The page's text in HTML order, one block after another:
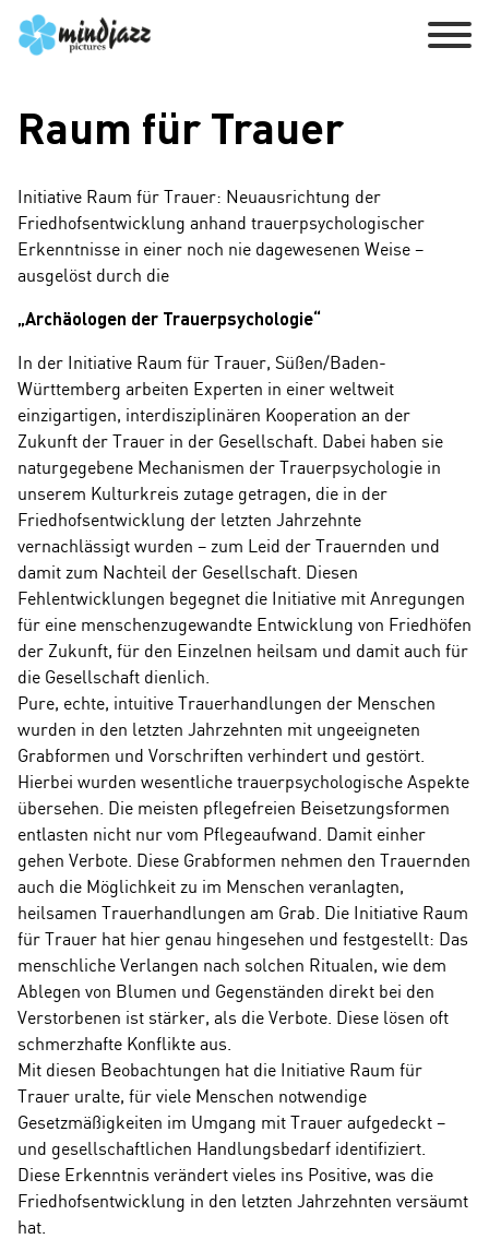
Raum für Trauer
Initiative Raum für Trauer: Neuausrichtung der
Friedhofsentwicklung anhand trauerpsychologischer
Erkenntnisse in einer noch nie dagewesenen Weise –
ausgelöst durch die
„Archäologen der Trauerpsychologie“
In der Initiative Raum für Trauer, Süßen/Baden-
Württemberg arbeiten Experten in einer weltweit
einzigartigen, interdisziplinären Kooperation an der
Zukunft der Trauer in der Gesellschaft. Dabei haben sie
naturgegebene Mechanismen der Trauerpsychologie in
unserem Kulturkreis zutage getragen, die in der
Friedhofsentwicklung der letzten Jahrzehnte
vernachlässigt wurden – zum Leid der Trauernden und
damit zum Nachteil der Gesellschaft. Diesen
Fehlentwicklungen begegnet die Initiative mit Anregungen
für eine menschenzugewandte Entwicklung von Friedhöfen
der Zukunft, für den Einzelnen heilsam und damit auch für
die Gesellschaft dienlich.
Pure, echte, intuitive Trauerhandlungen der Menschen
wurden in den letzten Jahrzehnten mit ungeeigneten
Grabformen und Vorschriften verhindert und gestört.
Hierbei wurden wesentliche trauerpsychologische Aspekte
übersehen. Die meisten pflegefreien Beisetzungsformen
entlasten nicht nur vom Pflegeaufwand. Damit einher
gehen Verbote. Diese Grabformen nehmen den Trauernden
auch die Möglichkeit zu im Menschen veranlagten,
heilsamen Trauerhandlungen am Grab. Die Initiative Raum
für Trauer hat hier genau hingesehen und festgestellt: Das
menschliche Verlangen nach solchen Ritualen, wie dem
Ablegen von Blumen und Gegenständen direkt bei den
Verstorbenen ist stärker, als die Verbote. Diese lösen oft
schmerzhafte Konflikte aus.
Mit diesen Beobachtungen hat die Initiative Raum für
Trauer uralte, für viele Menschen notwendige
Gesetzmäßigkeiten im Umgang mit Trauer aufgedeckt –
und gesellschaftlichen Handlungsbedarf identifiziert.
Diese Erkenntnis verändert vieles ins Positive, was die
Friedhofsentwicklung in den letzten Jahrzehnten versäumt
hat.